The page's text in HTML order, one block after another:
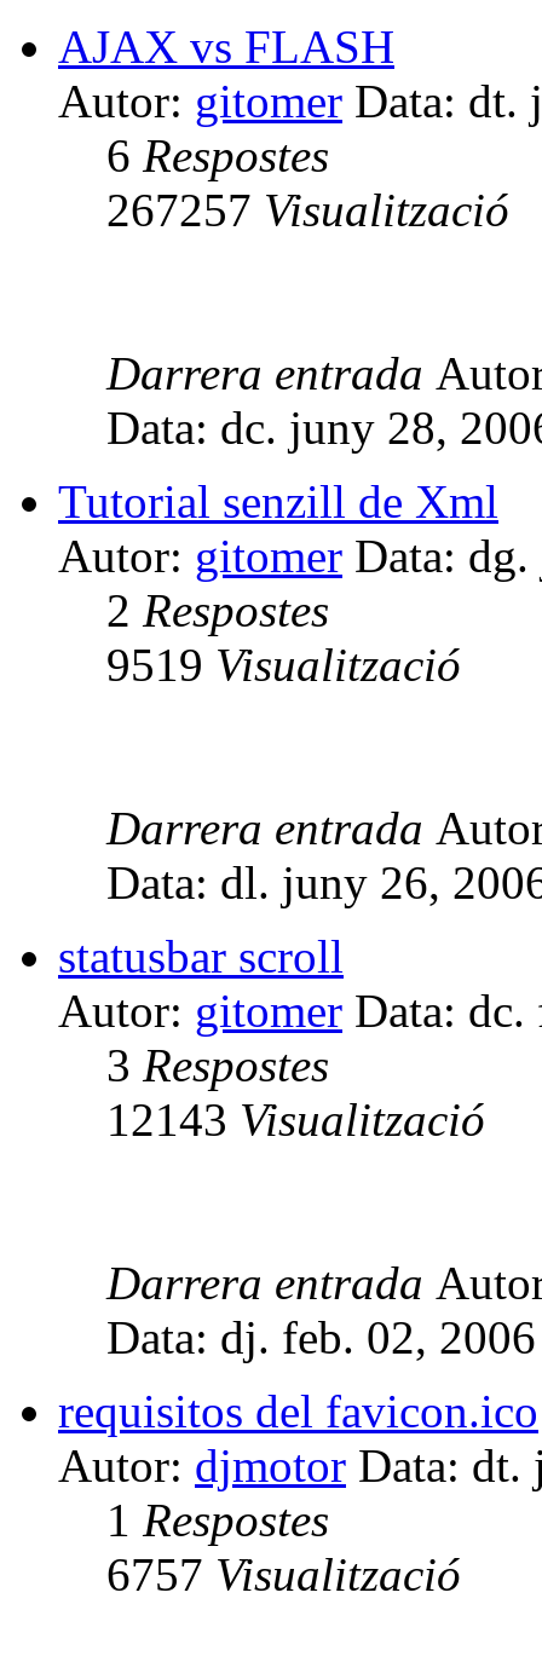
AJAX vs FLASH
Autor: gitomer Data: dt.
6 Respostes
267257 Visualització
Darrera entrada
Data: dc. juny 28,
Tutorial senzill de Xml
Autor: gitomer Data:
2 Respostes
9519 Visualització
Darrera entrada
Data: dl. juny 26,
statusbar scroll
Autor: gitomer Data: dc.
3 Respostes
12143 Visualització
Darrera entrada
Data: dj. feb. 02,
requisitos del favicon.ico
Autor: djmotor Data: dt.
1 Respostes
6757 Visualització